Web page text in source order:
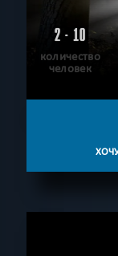
2 - 10
количество
человек